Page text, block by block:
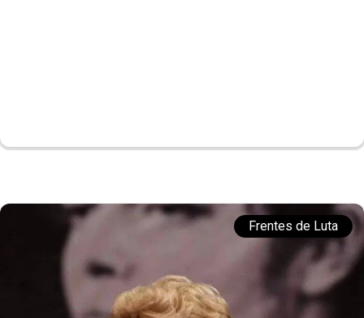
Frentes de Luta